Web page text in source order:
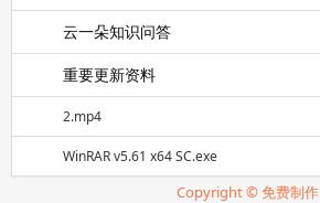
云一朵知识问答
重要更新资料
2.mp4
WinRAR v5.61 x64 SC.exe
Copyright © 免费制作